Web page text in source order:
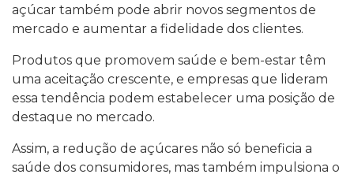
açúcar também pode abrir novos segmentos de
mercado e aumentar a fidelidade dos clientes.
Produtos que promovem saúde e bem-estar têm
uma aceitação crescente, e empresas que lideram
essa tendência podem estabelecer uma posição de
destaque no mercado.
Assim, a redução de açúcares não só beneficia a
saúde dos consumidores, mas também impulsiona o